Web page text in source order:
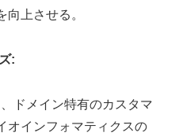
向上させる。
:
ドメイン特有のカスタマ
オインフォマティクスの